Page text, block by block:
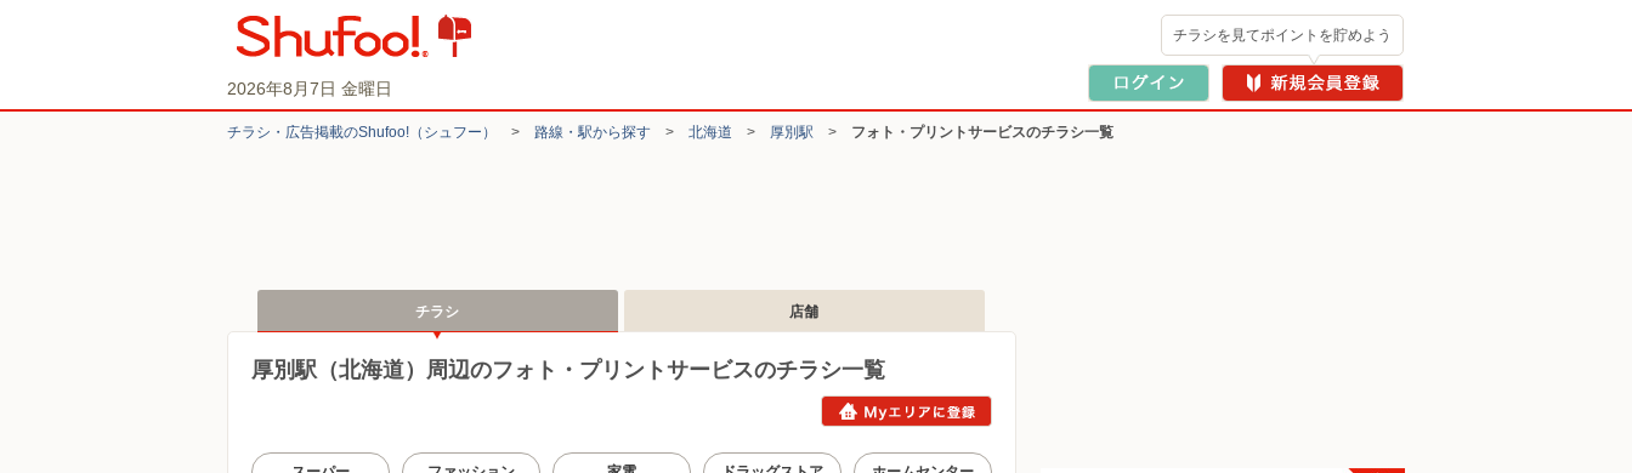
2026年8月7日 金曜日
チラシを見てポイントを貯めよう
チラシ・​広告掲載の​Shufoo!​（シュフー） > 路線・駅から探す > 北海道 > 厚別駅 > フォト・プリントサービスのチラシ一覧
チラシ 店舗
厚別駅（北海道）周辺のフォト・プリントサービスのチラシ一覧